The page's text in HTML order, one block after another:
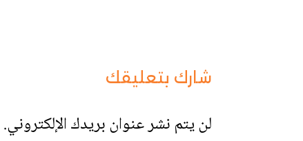
شارك بتعليقك
لن يتم نشر عنوان بريدك الإلكتروني.